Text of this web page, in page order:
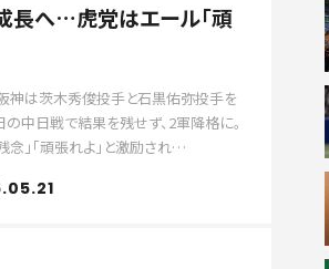
へ…虎党はエール「頑
神は茨木秀俊投手と石黒佑弥投手を
中日戦で結果を残せず、2軍降格に。
念」「頑張れよ」と激励され…